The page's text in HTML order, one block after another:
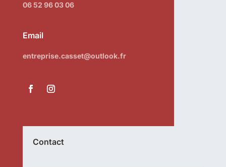
06 52 96 03 06
Email
entreprise.casset@outlook.fr
Contact